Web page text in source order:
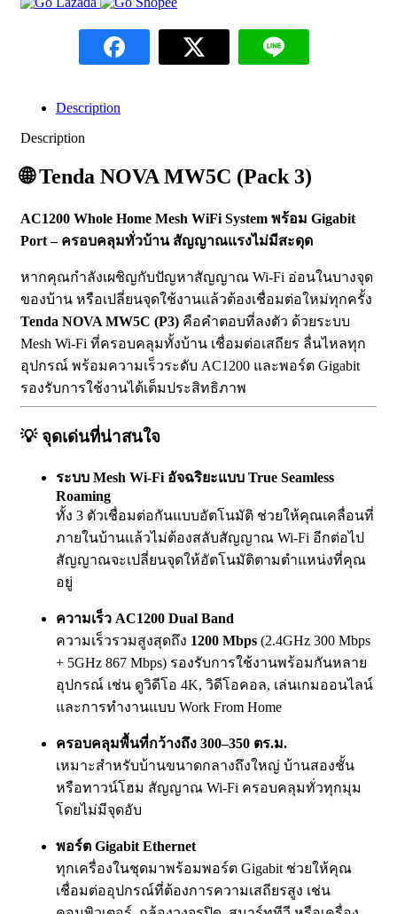
Description
Description
🌐Tenda NOVA MW5C (Pack 3)
AC1200 Whole Home Mesh WiFi System พร้อม Gigabit
Port – ครอบคลุมทั่วบ้าน สัญญาณแรงไม่มีสะดุด
หากคุณกำลังเผชิญกับปัญหาสัญญาณ Wi-Fi อ่อนในบางจุด
ของบ้าน หรือเปลี่ยนจุดใช้งานแล้วต้องเชื่อมต่อใหม่ทุกครั้ง
Tenda NOVA MW5C (P3) คือคำตอบที่ลงตัว ด้วยระบบ
Mesh Wi-Fi ที่ครอบคลุมทั้งบ้าน เชื่อมต่อเสถียร ลื่นไหลทุก
อุปกรณ์ พร้อมความเร็วระดับ AC1200 และพอร์ต Gigabit
รองรับการใช้งานได้เต็มประสิทธิภาพ
💡 จุดเด่นที่น่าสนใจ
ระบบ Mesh Wi-Fi อัจฉริยะแบบ True Seamless
Roaming
ทั้ง 3 ตัวเชื่อมต่อกันแบบอัตโนมัติ ช่วยให้คุณเคลื่อนที่
ภายในบ้านแล้วไม่ต้องสลับสัญญาณ Wi-Fi อีกต่อไป
สัญญาณจะเปลี่ยนจุดให้อัตโนมัติตามตำแหน่งที่คุณ
อยู่
ความเร็ว AC1200 Dual Band
ความเร็วรวมสูงสุดถึง 1200 Mbps (2.4GHz 300 Mbps
+ 5GHz 867 Mbps) รองรับการใช้งานพร้อมกันหลาย
อุปกรณ์ เช่น ดูวิดีโอ 4K, วิดีโอคอล, เล่นเกมออนไลน์
และการทำงานแบบ Work From Home
ครอบคลุมพื้นที่กว้างถึง 300–350 ตร.ม.
เหมาะสำหรับบ้านขนาดกลางถึงใหญ่ บ้านสองชั้น
หรือทาวน์โฮม สัญญาณ Wi-Fi ครอบคลุมทั่วทุกมุม
โดยไม่มีจุดอับ
พอร์ต Gigabit Ethernet
ทุกเครื่องในชุดมาพร้อมพอร์ต Gigabit ช่วยให้คุณ
เชื่อมต่ออุปกรณ์ที่ต้องการความเสถียรสูง เช่น